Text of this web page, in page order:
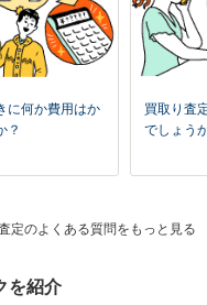
に何か費用はか
？
買取り査
でしょう
定のよくある質問をもっと見る
を紹介